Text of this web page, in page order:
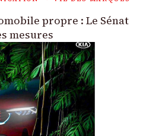
propre : Le Sénat
mesures